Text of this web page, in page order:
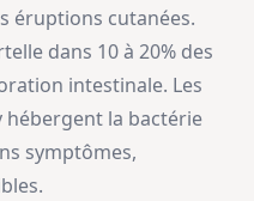
éruptions cutanées.
dans 10 à 20% des
intestinale. Les
la bactérie
symptômes,